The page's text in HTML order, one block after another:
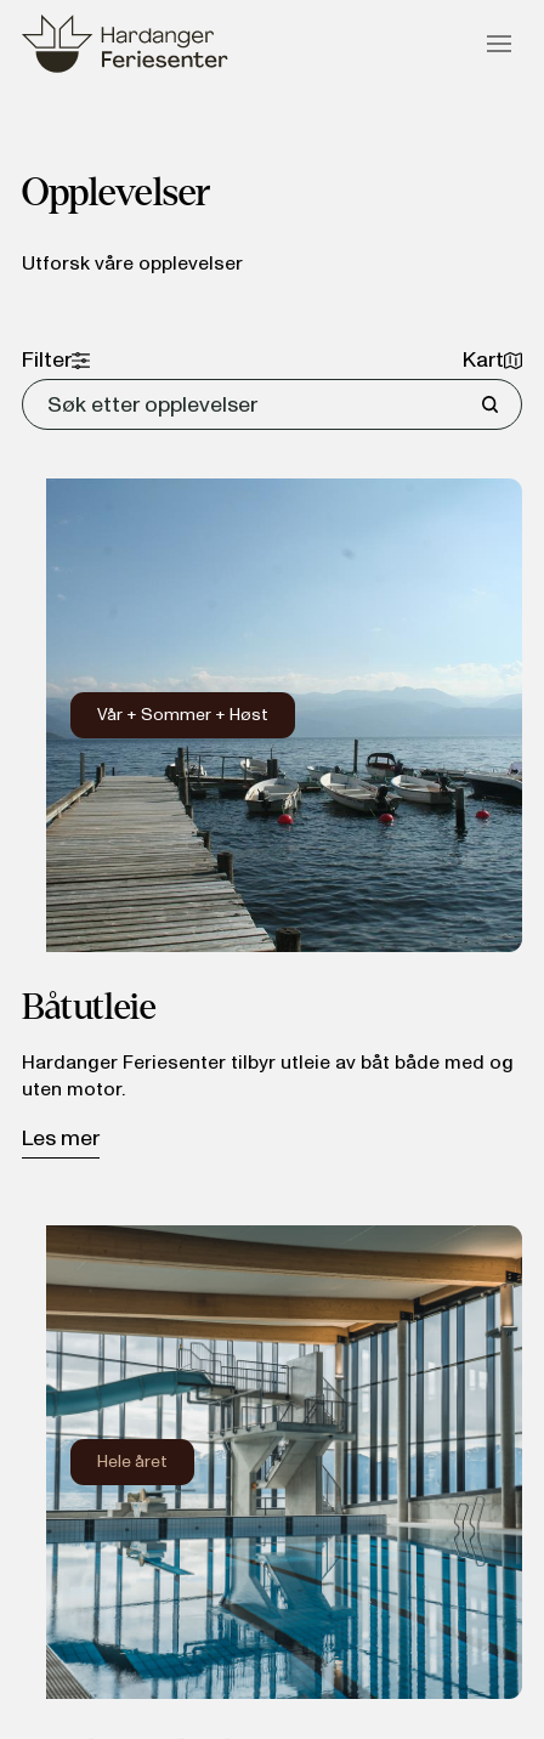
Opplevelser
Utforsk våre opplevelser
Filter Kart
Målgruppe
Atmosfære
RomantiskEventyrlystenAktiv / sportVelvære
Kultur
Vår + Sommer + Høst
Båtutleie
Hardanger Feriesenter tilbyr utleie av båt både med og
uten motor.
Les mer
Hele året